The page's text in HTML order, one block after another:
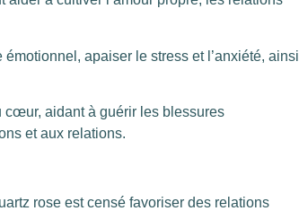
apaiser le stress et l’anxiété, ainsi
cœur, aidant à guérir les blessures
et aux relations.
rose est censé favoriser des relations